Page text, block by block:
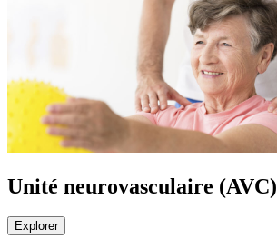
Unité neurovasculaire (AVC)
Explorer